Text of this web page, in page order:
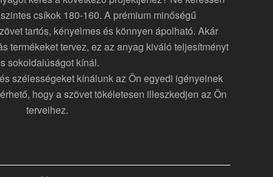
csíkok 180-160. A prémium minőségű
tartós, kényelmes és könnyen ápolható. Akár
termékeket tervez, ez az anyag kiváló teljesítményt
sokoldalúságot kínál.
szélességeket kínálunk az Ön egyedi igényeinek
hogy a szövet tökéletesen illeszkedjen az Ön
terveihez.